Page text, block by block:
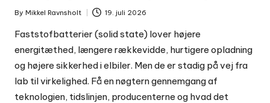
Posted
by
By Mikkel Ravnsholt 19. juli 2026
Faststofbatterier (solid state) lover højere
energitæthed, længere rækkevidde, hurtigere opladning
og højere sikkerhed i elbiler. Men de er stadig på vej fra
lab til virkelighed. Få en nøgtern gennemgang af
teknologien, tidslinjen, producenterne og hvad det